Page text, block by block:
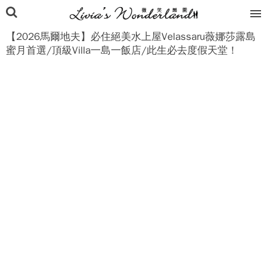
【2026馬爾地夫】必住絕美水上屋Velassaru薇娜莎露島
蜜月首選/頂級Villa一島一飯店/此生必去度假天堂！